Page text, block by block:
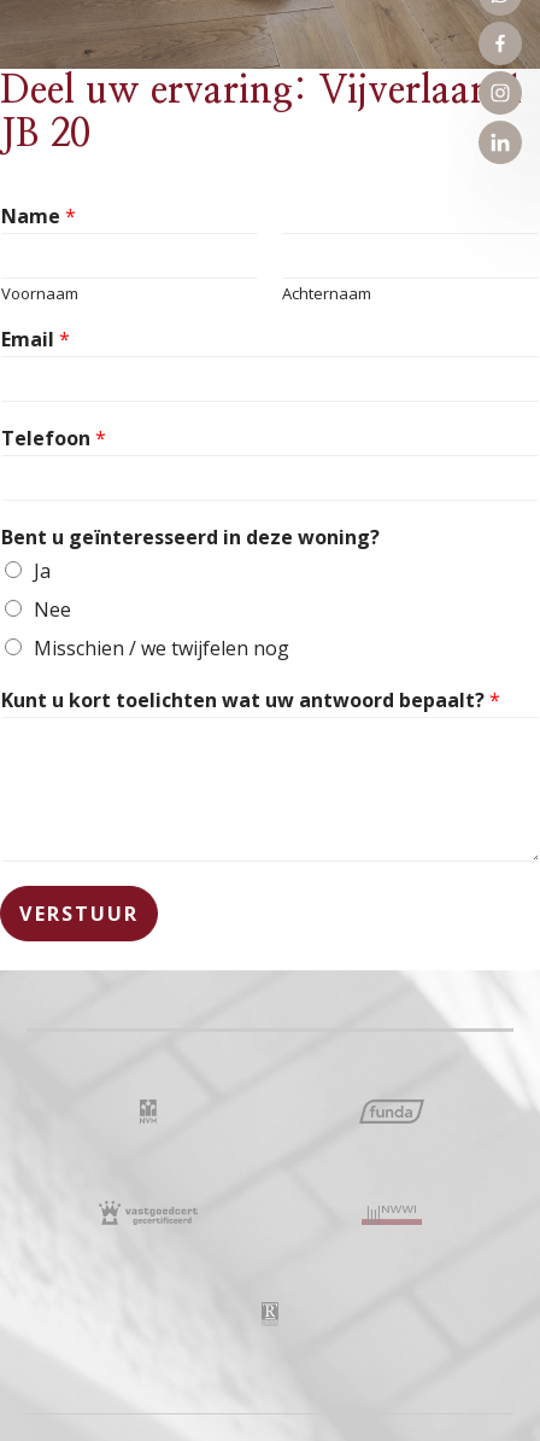
Deel uw ervaring: Vijverlaan 1
JB 20
Name *
Voornaam Achternaam
Email *
Telefoon *
Bent u geïnteresseerd in deze woning?
Ja
Nee
Misschien / we twijfelen nog
u
iKunt u kort toelichten wat uw antwoord bepaalt?*
VERSTUUR